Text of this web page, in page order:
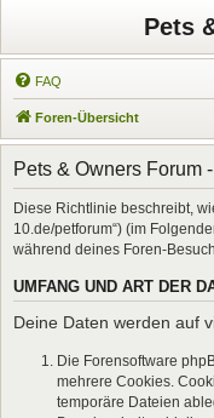
Pets
FAQ
Foren-Übersicht
Pets & Owners Forum
Diese Richtlinie beschreibt,
10.de/petforum“) (im
während deines Foren-
UMFANG UND ART DER
Deine Daten werden auf
Die Forensoftware
mehrere Cookies.
temporäre Dateien